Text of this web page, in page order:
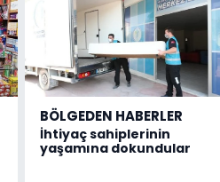
BÖLGEDEN HABERLER
İhtiyaç sahiplerinin
yaşamına dokundular